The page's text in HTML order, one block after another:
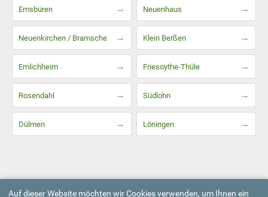
Emsbüren → Neuenhaus →
Neuenkirchen / Bramsche → Klein Berßen →
Emlichheim → Friesoythe-Thüle →
Rosendahl → Südlohn →
Dülmen → Löningen →
Auf dieser Website möchten wir Cookies verwenden, um Ihnen ein